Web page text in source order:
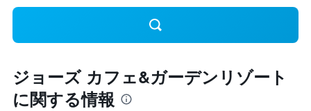
ジョーズ カフェ&ガーデンリゾート
に関する情報